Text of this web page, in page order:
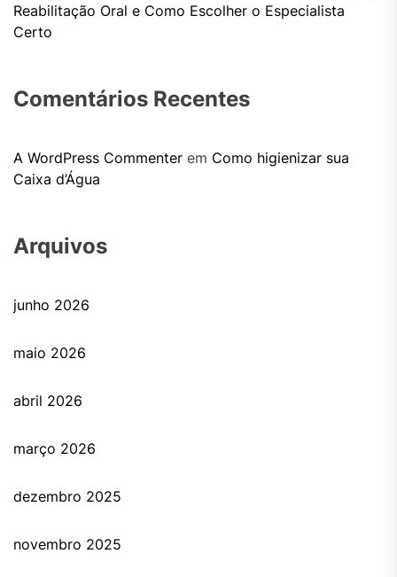
Reabilitação Oral e Como Escolher o Especialista
Certo
Comentários Recentes
A WordPress Commenter em Como higienizar sua
Caixa d’Água
Arquivos
junho 2026
maio 2026
abril 2026
março 2026
dezembro 2025
novembro 2025